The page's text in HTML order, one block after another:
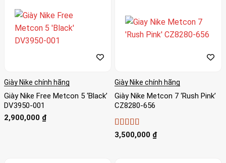
nghệ tiên tiến.
New Balance: New Balance cung cấp các dòng giày tập
luyện chất lượng cao, có tính năng hỗ trợ và độ bền cao.
Ngoài ra, còn rất nhiều thương hiệu khác như Asics, Puma,
mỗi thương hiệu đều có những đặc điểm riêng và phù hợp
với nhu cầu và sở thích của từng người dùng.
Giày Nike chính hãng
Giày Nike Free Metcon 5 ‘Black’
DV3950-001
2,900,000 ₫
Giày Nike chính hãng
Giày Nike Metcon 7 ‘Rush Pink’
CZ8280-656
Được xếp
3,500,000 ₫